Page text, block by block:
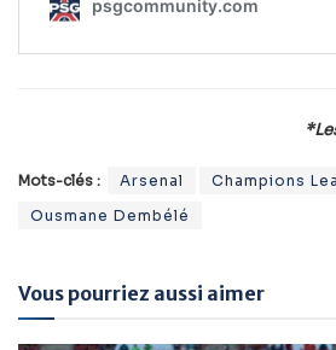
Mots-clés : Arsenal Champions
Ousmane Dembélé
Vous pourriez aussi aimer